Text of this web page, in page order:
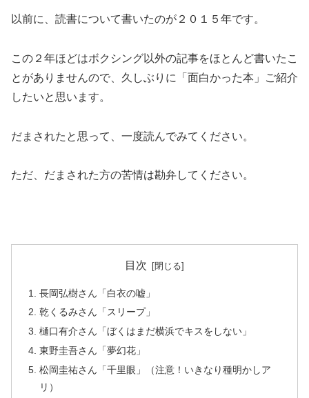
以前に、読書について書いたのが２０１５年です。
この２年ほどはボクシング以外の記事をほとんど書いたこ
とがありませんので、久しぶりに「面白かった本」ご紹介
したいと思います。
だまされたと思って、一度読んでみてください。
ただ、だまされた方の苦情は勘弁してください。
目次
長岡弘樹さん「白衣の嘘」
乾くるみさん「スリープ」
樋口有介さん「ぼくはまだ横浜でキスをしない」
東野圭吾さん「夢幻花」
松岡圭祐さん「千里眼」（注意！いきなり種明かしア
リ）